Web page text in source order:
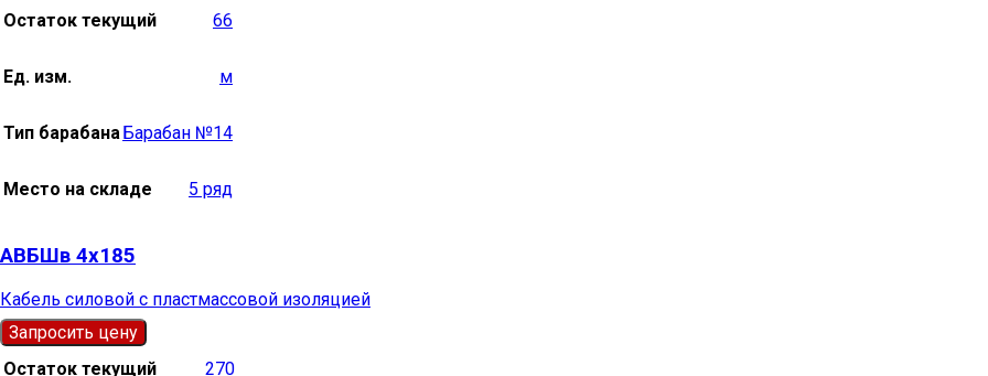
Остаток текущий
66
Ед. изм. м
Тип барабана Барабан №14
Место на складе 5 ряд
АВБШв 4х185
Кабель силовой с пластмассовой изоляцией
Запросить цену
Остаток текущий
270